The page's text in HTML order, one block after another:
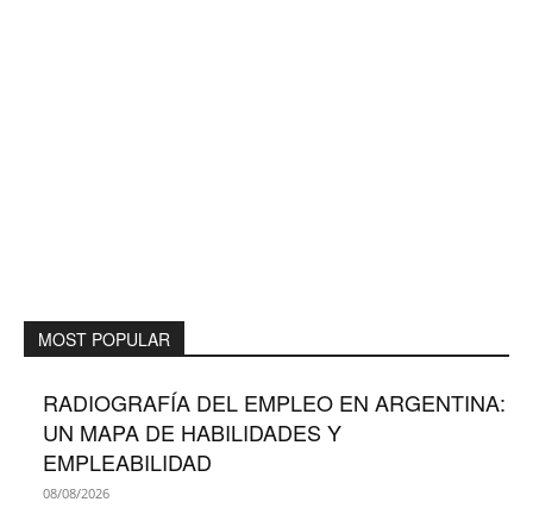
MOST POPULAR
RADIOGRAFÍA DEL EMPLEO EN ARGENTINA:
UN MAPA DE HABILIDADES Y
EMPLEABILIDAD
08/08/2026